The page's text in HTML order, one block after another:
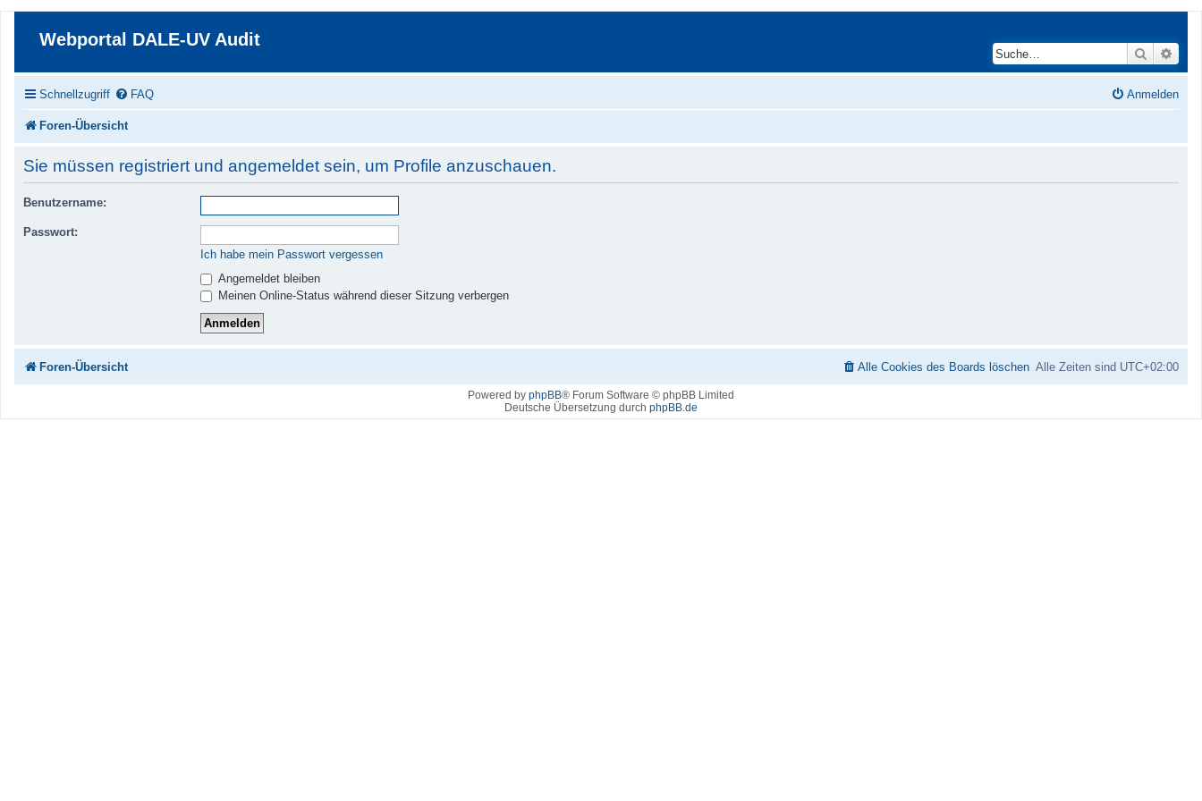
Webportal DALE-UV Audit
Suche
Schnellzugriff FAQ Anmelden
Foren-Übersicht
Sie müssen registriert und angemeldet sein, um Profile anzuschauen.
Benutzername:
Passwort:
Ich habe mein Passwort vergessen
Angemeldet bleiben
Meinen Online-Status während dieser Sitzung verbergen
Foren-Übersicht Alle Zeiten sind UTC+02:00
Alle Cookies des Boards löschen
Powered by phpBB® Forum Software © phpBB Limited
Deutsche Übersetzung durch phpBB.de